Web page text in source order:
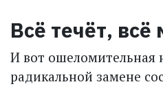
Всё течёт, всё
И вот ошеломительная
радикальной замене